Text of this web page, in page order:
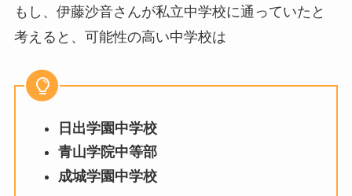
もし、伊藤沙音さんが私立中学校に通っていたと
考えると、可能性の高い中学校は
日出学園中学校
青山学院中等部
成城学園中学校